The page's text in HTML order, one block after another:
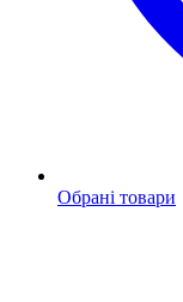
Обрані товари